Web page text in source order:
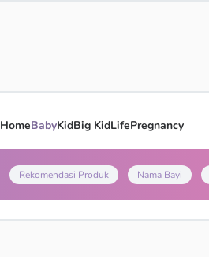
HomeBabyKidBig KidLifePregnancy
Rekomendasi Produk Nama Bayi